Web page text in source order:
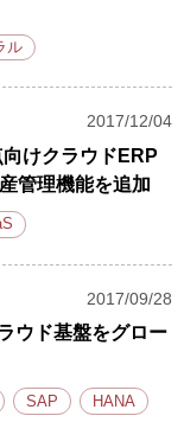
ル
2017/12/04
けクラウドERP
管理機能を追加
2017/09/28
ウド基盤をグロー
SAP HANA